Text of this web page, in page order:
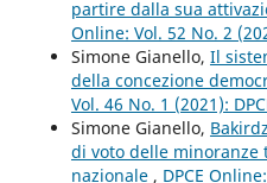
partire dalla sua
Online: Vol. 52 No. 2
Simone Gianello, Il
della concezione
Vol. 46 No. 1 (2021):
Simone Gianello,
di voto delle minoranze
nazionale , DPCE